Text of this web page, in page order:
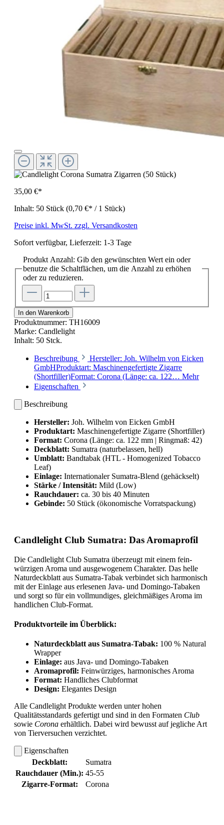
35,00 €*
Inhalt: 50 Stück (0,70 €* / 1 Stück)
Preise inkl. MwSt. zzgl. Versandkosten
Sofort verfügbar, Lieferzeit: 1-3 Tage
Produkt Anzahl: Gib den gewünschten Wert ein oder
benutze die Schaltflächen, um die Anzahl zu erhöhen
oder zu reduzieren.
In den Warenkorb
Produktnummer: TH16009
Marke: Candlelight
Inhalt: 50 Stck.
Beschreibung
Hersteller: Joh. Wilhelm von Eicken
GmbHProduktart: Maschinengefertigte Zigarre
(Shortfiller)Format: Corona (Länge: ca. 122… Mehr
Eigenschaften
Beschreibung
Hersteller: Joh. Wilhelm von Eicken GmbH
Produktart: Maschinengefertigte Zigarre (Shortfiller)
Format: Corona (Länge: ca. 122 mm | Ringmaß: 42)
Deckblatt: Sumatra (naturbelassen, hell)
Umblatt: Bandtabak (HTL - Homogenized Tobacco
Leaf)
Einlage: Internationaler Sumatra-Blend (gehäckselt)
Stärke / Intensität: Mild (Low)
Rauchdauer: ca. 30 bis 40 Minuten
Gebinde: 50 Stück (ökonomische Vorratspackung)
Candlelight Club Sumatra: Das Aromaprofil
Die Candlelight Club Sumatra überzeugt mit einem fein-
würzigen Aroma und ausgewogenem Charakter. Das helle
Naturdeckblatt aus Sumatra-Tabak verbindet sich harmonisch
mit der Einlage aus erlesenen Java- und Domingo-Tabaken
und sorgt so für ein vollmundiges, gleichmäßiges Aroma im
handlichen Club-Format.
Produktvorteile im Überblick:
Naturdeckblatt aus Sumatra-Tabak: 100 % Natural
Wrapper
Einlage: aus Java- und Domingo-Tabaken
Aromaprofil: Feinwürziges, harmonisches Aroma
Format: Handliches Clubformat
Design: Elegantes Design
Alle Candlelight Produkte werden unter hohen
Qualitätsstandards gefertigt und sind in den Formaten Club
sowie Corona erhältlich. Dabei wird bewusst auf jegliche Art
von Tierversuchen verzichtet.
Eigenschaften
Deckblatt:
Sumatra
Rauchdauer (Min.): 45-55
Zigarre-Format:
Corona